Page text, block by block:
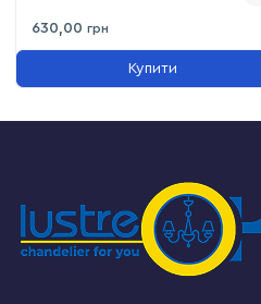
630,00 грн
Купити